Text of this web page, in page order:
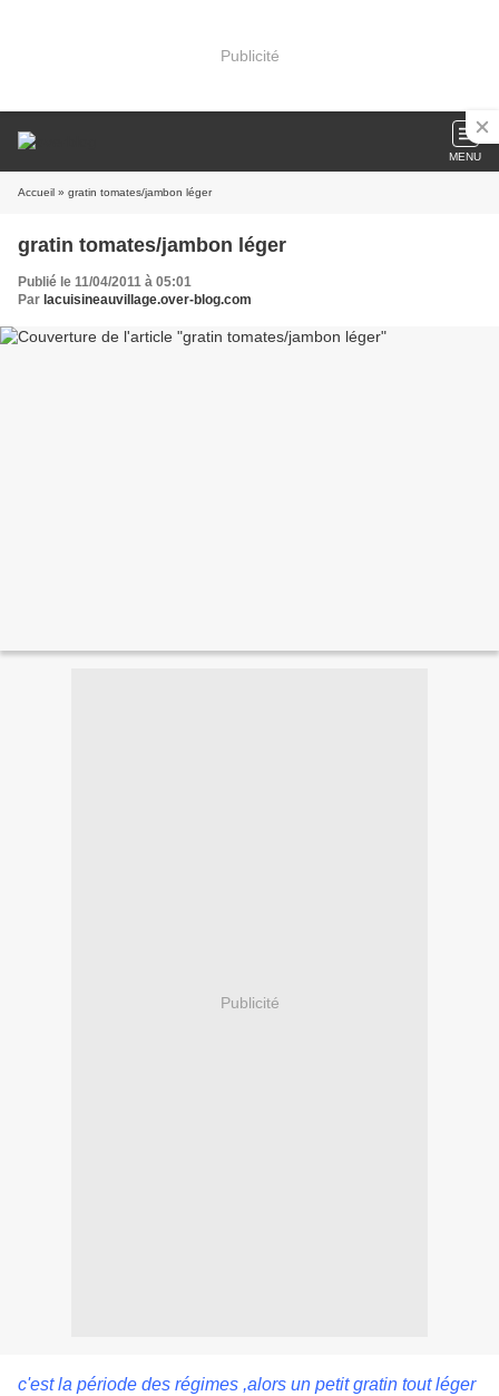
Publicité
MENU
Accueil » gratin tomates/jambon léger
gratin tomates/jambon léger
Publié le 11/04/2011 à 05:01
Par lacuisineauvillage.over-blog.com
Publicité
c'est la période des régimes ,alors un petit gratin tout léger